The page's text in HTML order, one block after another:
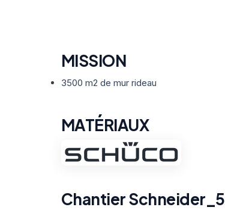
MISSION
3500 m2 de mur rideau
MATÉRIAUX
Chantier Schneider_5